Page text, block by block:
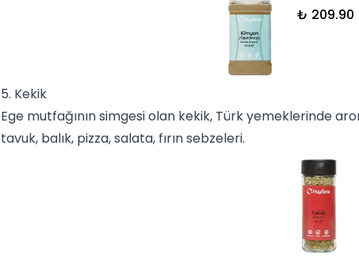
₺ 209.90
5. Kekik
Ege mutfağının simgesi olan kekik, Türk yemeklerinde
tavuk, balık, pizza, salata, fırın sebzeleri.